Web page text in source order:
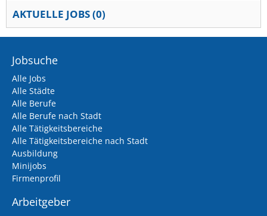
AKTUELLE JOBS (0)
Jobsuche
Alle Jobs
Alle Städte
Alle Berufe
Alle Berufe nach Stadt
Alle Tätigkeitsbereiche
Alle Tätigkeitsbereiche nach Stadt
Ausbildung
Minijobs
Firmenprofil
Arbeitgeber